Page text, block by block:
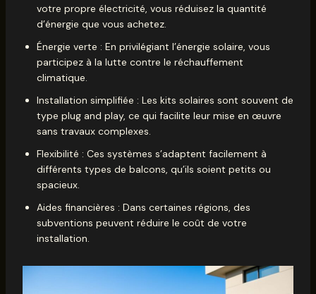
votre propre électricité, vous réduisez la quantité
d’énergie que vous achetez.
Énergie verte : En privilégiant l’énergie solaire, vous
participez à la lutte contre le réchauffement
climatique.
Installation simplifiée : Les kits solaires sont souvent de
type plug and play, ce qui facilite leur mise en œuvre
sans travaux complexes.
Flexibilité : Ces systèmes s’adaptent facilement à
différents types de balcons, qu’ils soient petits ou
spacieux.
Aides financières : Dans certaines régions, des
subventions peuvent réduire le coût de votre
installation.